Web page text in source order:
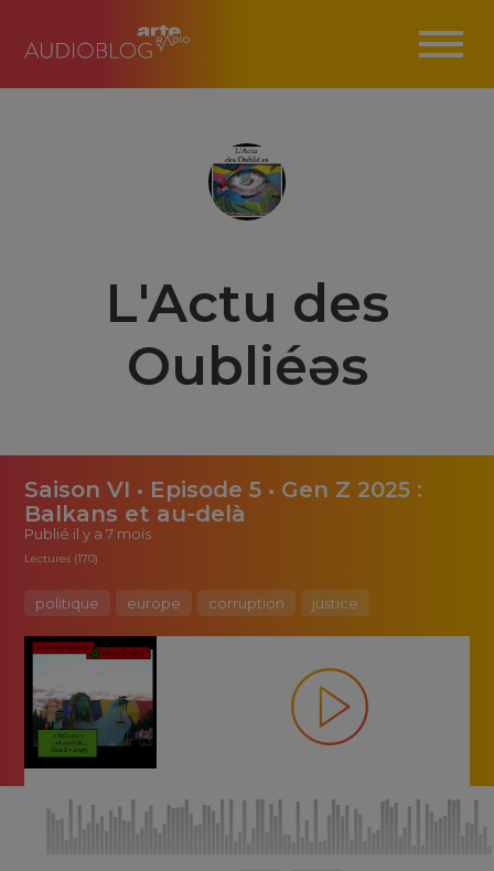
L'Actu des
Oubliéǝs
Saison VI • Episode 5 • Gen Z 2025 :
Balkans et au-delà
Publié il y a 7 mois
Lectures (170)
politique europe corruption justice